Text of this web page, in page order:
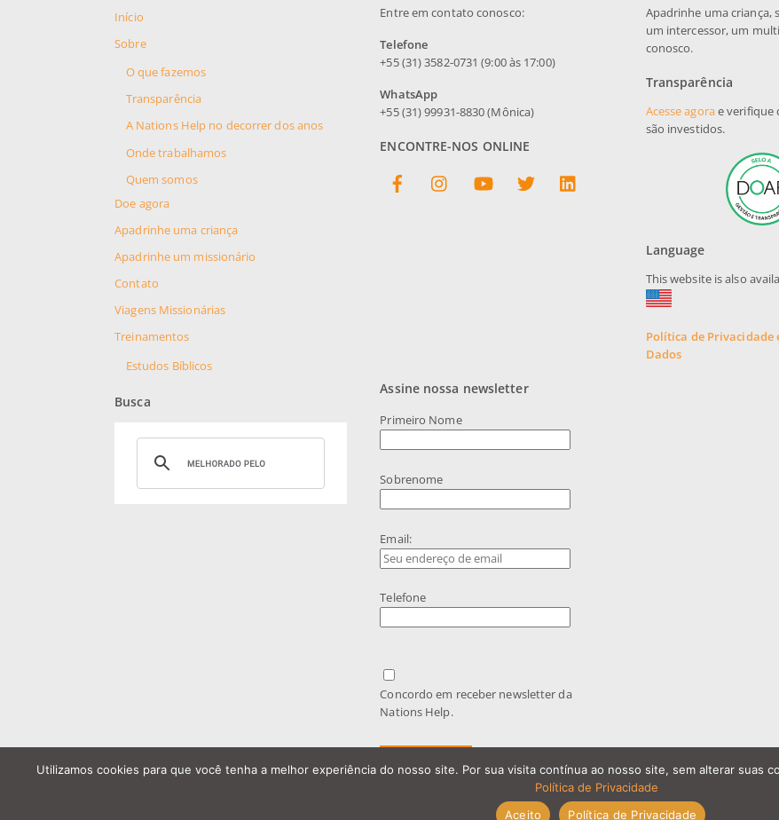
Início
Sobre
O que fazemos
Transparência
A Nations Help no decorrer dos anos
Onde trabalhamos
Quem somos
Doe agora
Apadrinhe uma criança
Apadrinhe um missionário
Contato
Viagens Missionárias
Treinamentos
Estudos Bíblicos
Busca
Entre em contato conosco:
Telefone
+55 (31) 3582-0731 (9:00 às 17:00)
WhatsApp
+55 (31) 99931-8830 (Mônica)
ENCONTRE-NOS ONLINE
Apadrinhe uma criança,
um intercessor, um
conosco.
Transparência
Acesse agorae verifique
são investidos.
Language
This website is also
Política de Privacidade
Dados
Assine nossa newsletter
Primeiro Nome
Sobrenome
Email:
Telefone
Concordo em receber newsletter da
Nations Help.
Utilizamos cookies para que você tenha a melhor experiência do nosso site. Por sua visita contínua ao nosso site, sem alterar suas
Política de Privacidade
Aceito
Política de Privacidade